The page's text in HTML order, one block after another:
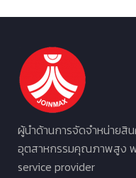
ผู้นำด้านการจัดจำหน่ายสิน
อุตสาหกรรมคุณภาพสูง
service provider